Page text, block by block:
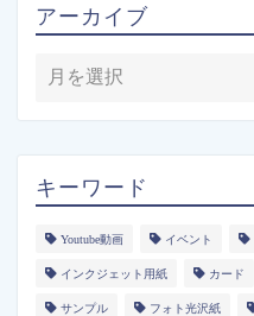
アーカイブ
キーワード
Youtube動画 イベント
インクジェット用紙 カード
サンプル フォト光沢紙